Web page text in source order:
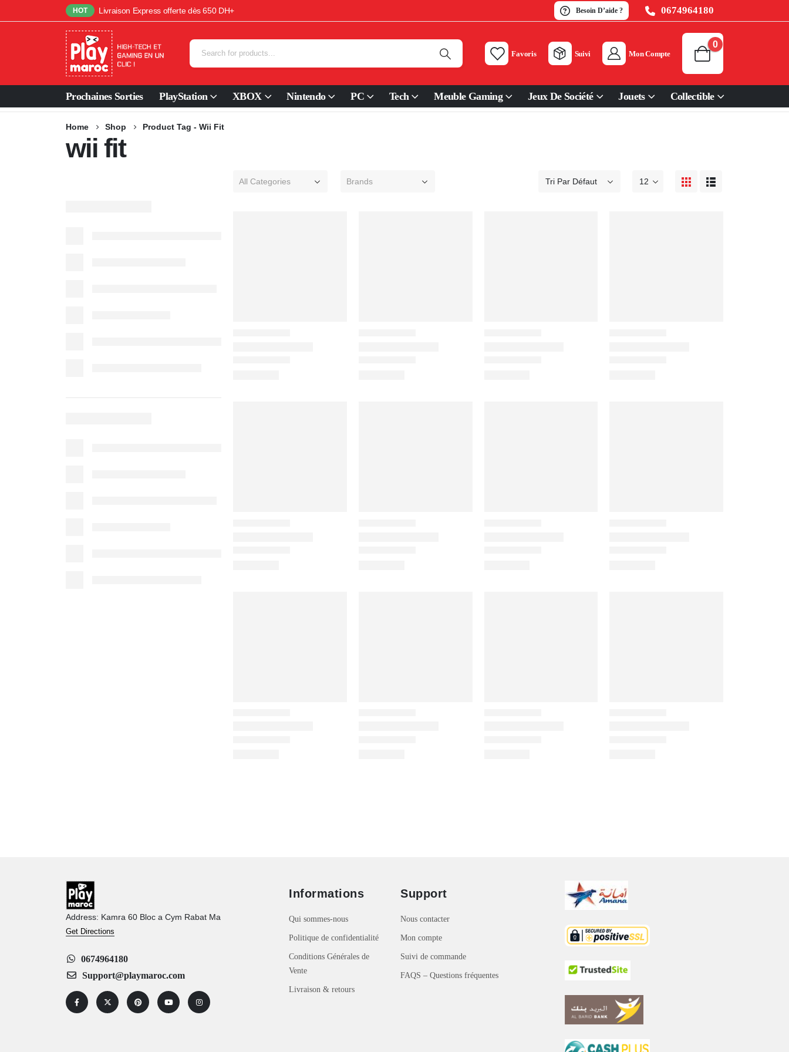
HOT Livraison Express offerte dès 650 DH+ Besoin D’aide ? 0674964180
Favoris Suivi Mon Compte
0
Prochaines Sorties PlayStation XBOX Nintendo PC Tech Meuble Gaming Jeux De Société Jouets Collectible
Home Shop Product Tag - Wii Fit
wii fit
All Categories Brands
Address: Kamra 60 Bloc a Cym Rabat Ma
Get Directions
0674964180
Support@playmaroc.com
Informations
Qui sommes-nous
Politique de confidentialité
Conditions Générales de
Vente
Livraison & retours
Support
Nous contacter
Mon compte
Suivi de commande
FAQS – Questions fréquentes